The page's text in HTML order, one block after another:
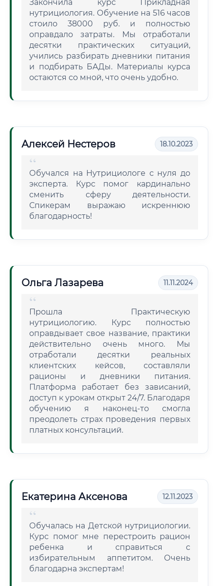
Закончила курс Прикладная
нутрициология. Обучение на 516 часов
стоило 38000 руб. и полностью
оправдало затраты. Мы отработали
десятки практических ситуаций,
учились разбирать дневники питания
и подбирать БАДы. Материалы курса
остаются со мной, что очень удобно.
Алексей Нестеров 18.10.2023
Обучался на Нутрициологе с нуля до
эксперта. Курс помог кардинально
сменить сферу деятельности.
Спикерам выражаю искреннюю
благодарность!
Ольга Лазарева 11.11.2024
Прошла Практическую
нутрициологию. Курс полностью
оправдывает свое название, практики
действительно очень много. Мы
отработали десятки реальных
клиентских кейсов, составляли
рационы и дневники питания.
Платформа работает без зависаний,
доступ к урокам открыт 24/7. Благодаря
обучению я наконец-то смогла
преодолеть страх проведения первых
платных консультаций.
Екатерина Аксенова 12.11.2023
Обучалась на Детской нутрициологии.
Курс помог мне перестроить рацион
ребенка и справиться с
избирательным аппетитом. Очень
благодарна экспертам!